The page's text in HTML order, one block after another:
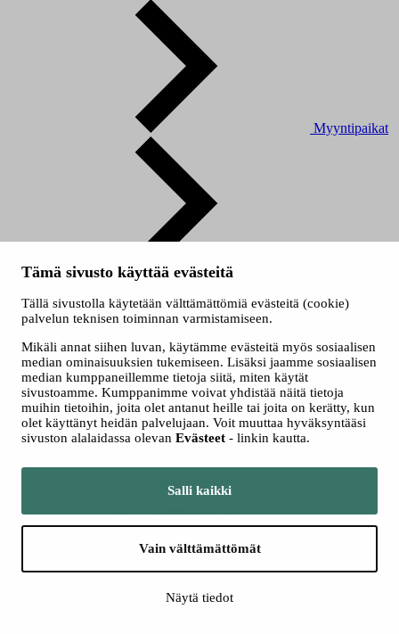
Tämä sivusto käyttää evästeitä
Tällä sivustolla käytetään välttämättömiä evästeitä (cookie)
palvelun teknisen toiminnan varmistamiseen.
Mikäli annat siihen luvan, käytämme evästeitä myös sosiaalisen
median ominaisuuksien tukemiseen. Lisäksi jaamme sosiaalisen
median kumppaneillemme tietoja siitä, miten käytät
sivustoamme. Kumppanimme voivat yhdistää näitä tietoja
muihin tietoihin, joita olet antanut heille tai joita on kerätty, kun
olet käyttänyt heidän palvelujaan. Voit muuttaa hyväksyntääsi
sivuston alalaidassa olevan Evästeet - linkin kautta.
Salli kaikki
Vain välttämättömät
Näytä tiedot
Myyntipaikat
Seuraa meitä somessa